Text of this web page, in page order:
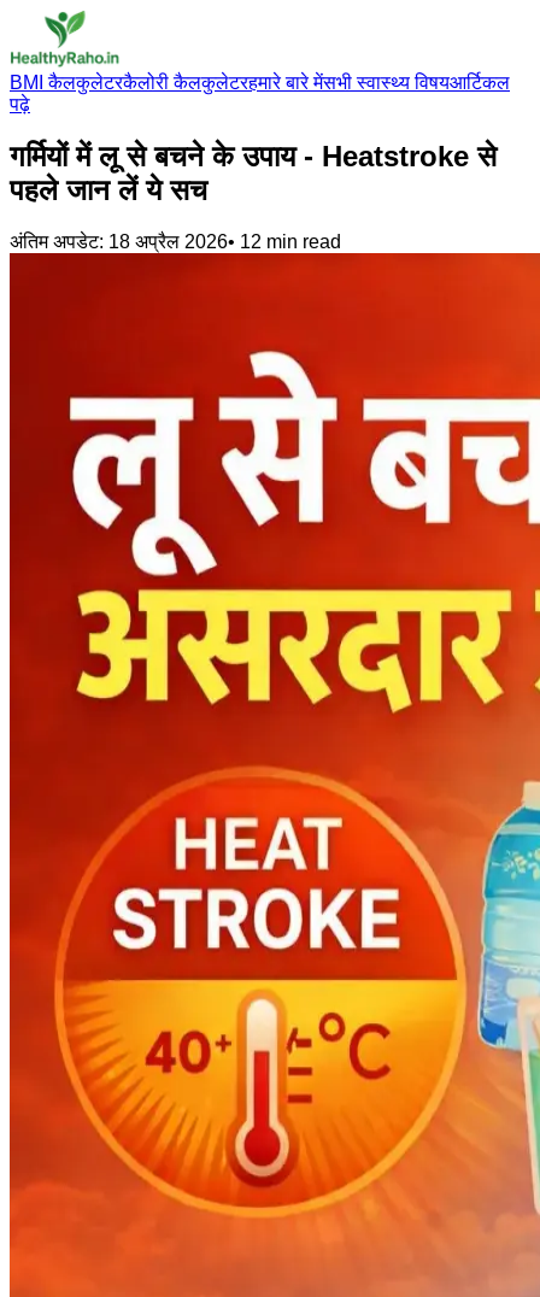
BMI कैलकुलेटरकैलोरी कैलकुलेटरहमारे बारे मेंसभी स्वास्थ्य विषयआर्टिकल
पढ़े
गर्मियों में लू से बचने के उपाय - Heatstroke से
पहले जान लें ये सच
अंतिम अपडेट: 18 अप्रैल 2026• 12 min read